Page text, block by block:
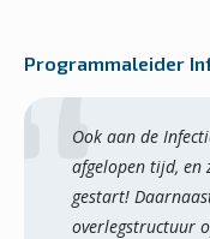
Programmaleider
Ook aan de
afgelopen tijd, en
gestart!
overlegstructuur